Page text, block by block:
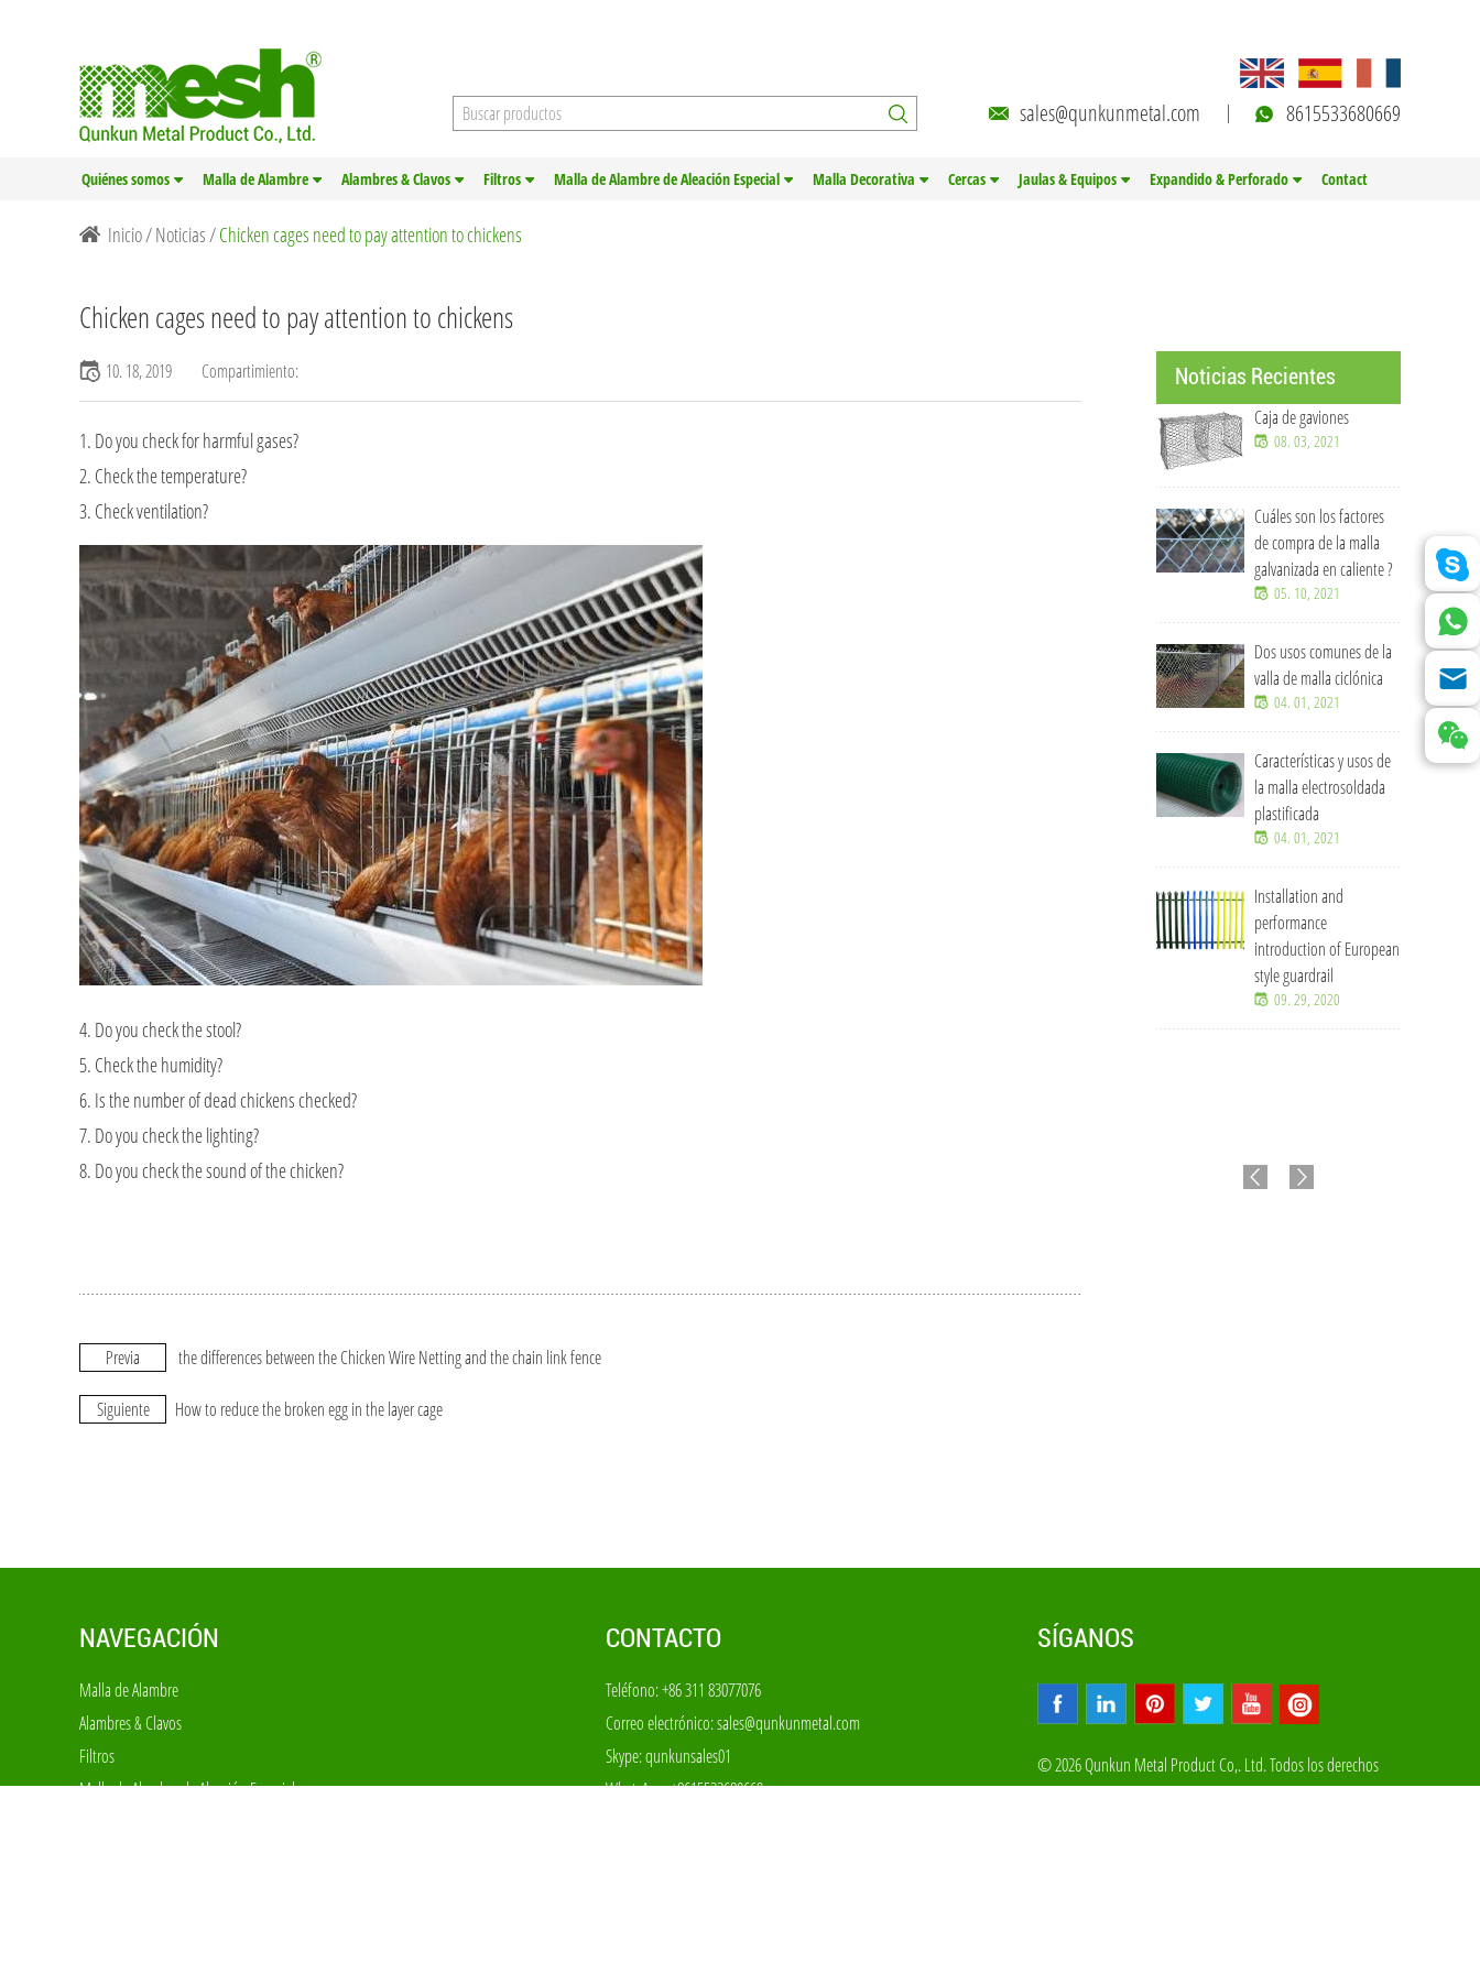
sales@qunkunmetal.com 8615533680669
Quiénes somos Malla de Alambre Alambres & Clavos Filtros Malla de Alambre de Aleación Especial Malla Decorativa Cercas Jaulas & Equipos Expandido & Perforado Contact
Inicio/Noticias/Chicken cages need to pay attention to chickens
Chicken cages need to pay attention to chickens
10. 18, 2019 Compartimiento:
1. Do you check for harmful gases?
2. Check the temperature?
3. Check ventilation?
4. Do you check the stool?
5. Check the humidity?
6. Is the number of dead chickens checked?
7. Do you check the lighting?
8. Do you check the sound of the chicken?
Previa the differences between the Chicken Wire Netting and the chain link fence
Siguiente How to reduce the broken egg in the layer cage
Noticias Recientes
Caja de gaviones
08. 03, 2021
Cuáles son los factores
de compra de la malla
galvanizada en caliente ?
05. 10, 2021
Dos usos comunes de la
valla de malla ciclónica
04. 01, 2021
Características y usos de
la malla electrosoldada
plastificada
04. 01, 2021
Installation and
performance
introduction of European
style guardrail
09. 29, 2020
NAVEGACIÓN
Malla de Alambre
Alambres & Clavos
Filtros
Malla de Alambre de Aleación Especial
CONTACTO
Teléfono: +86 311 83077076
Correo electrónico:sales@qunkunmetal.com
Skype:qunkunsales01
WhatsApp:+8615533680669
SÍGANOS
© 2026 Qunkun Metal Product Co,. Ltd. Todos los derechos